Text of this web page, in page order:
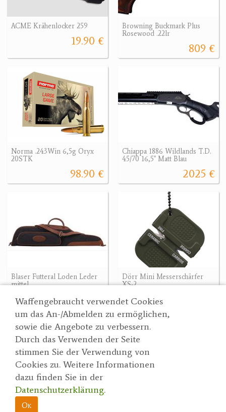
Waffengebraucht verwendet Cookies
um das An-/Abmelden zu ermöglichen,
sowie die Angebote zu verbessern.
Durch das Verwenden der Seite
stimmen Sie der Verwendung von
Cookies zu. Weitere Informationen
dazu finden Sie in der
Datenschutzerklärung.
Ok
ACME Krähenlocker 259
19.90 €
Browning Buckmark Plus
Rosewood .22lr
809 €
Norma .243Win 6,5g Oryx
20STK
98.90 €
Chiappa 1886 Wildlands T.D.
45/70 16,5" Matt Blau
2025 €
Blaser Futteral Loden Leder
mittel
249.90 €
Dörr Mini Messerschärfer
XS-2
Suche
Partner
AGBs
Datenschutzerklärung
Impressum
Wertgarner 1820
Jagd & SporthandelsgmbH
Dr. Karl-Renner-Straße 48